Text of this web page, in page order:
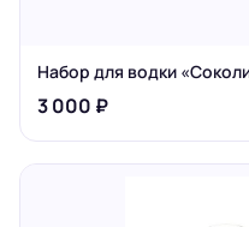
Набор для водки
3 000 ₽